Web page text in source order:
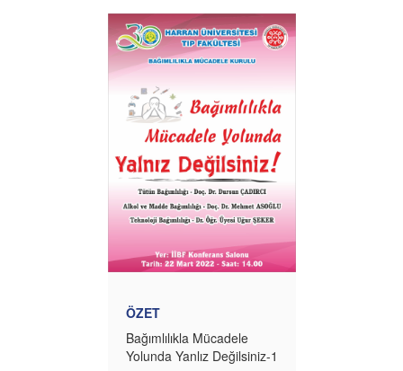
ÖZET
Bağımlılıkla Mücadele
Yolunda Yanlız Değilsiniz-1